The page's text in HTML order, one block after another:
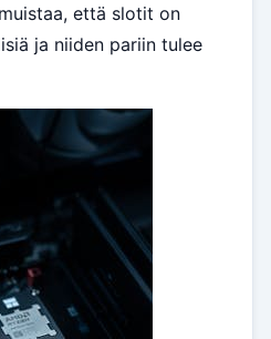
että slotit on
ja niiden pariin tulee